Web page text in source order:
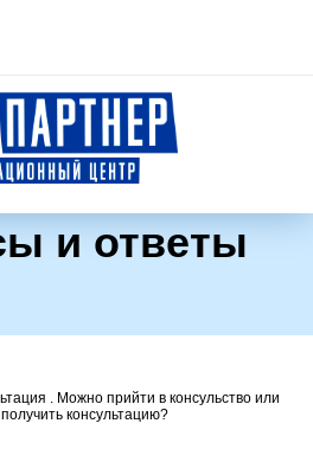
и ответы
. Можно прийти в консульство или
консультацию?